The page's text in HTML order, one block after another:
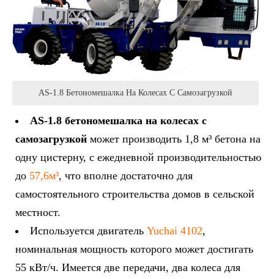
AS-1.8 Бетономешалка На Колесах С Самозагрузкой
AS-1.8 бетономешалка на колесах с
самозагрузкой может производить 1,8 м³ бетона на
одну цистерну, с ежедневной производительностью
до 57,6м³, что вполне достаточно для
самостоятельного строительства домов в сельской
местност.
Используется двигатель Yuchai 4102,
номинальная мощность которого может достигать
55 кВт/ч. Имеется две передачи, два колеса для